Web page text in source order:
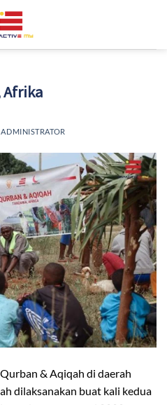
Afrika
ADMINISTRATOR
& Aqiqah di daerah
dilaksanakan buat kali kedua